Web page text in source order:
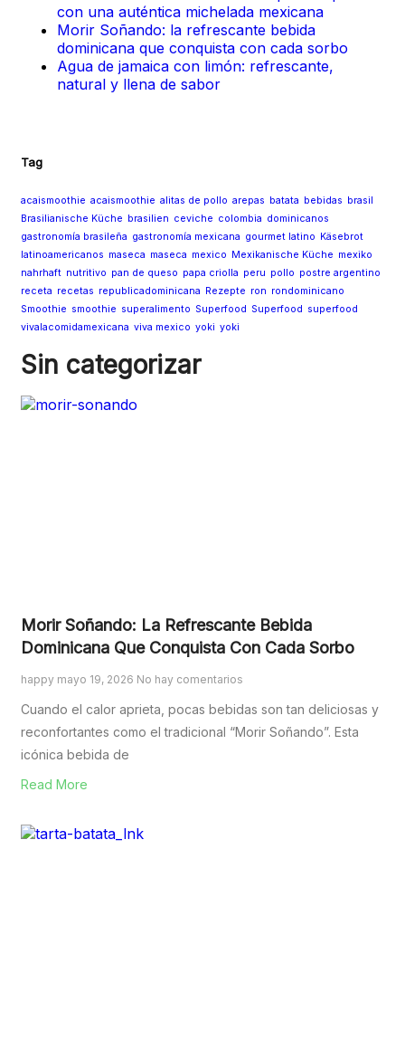
con una auténtica michelada mexicana
Morir Soñando: la refrescante bebida
dominicana que conquista con cada sorbo
Agua de jamaica con limón: refrescante,
natural y llena de sabor
Tag
acaismoothie acaismoothie alitas de pollo arepas batata bebidas brasil
Brasilianische Küche brasilien ceviche colombia dominicanos
gastronomía brasileña gastronomía mexicana gourmet latino Käsebrot
latinoamericanos maseca maseca mexico Mexikanische Küche mexiko
nahrhaft nutritivo pan de queso papa criolla peru pollo postre argentino
receta recetas republicadominicana Rezepte ron rondominicano
Smoothie smoothie superalimento Superfood Superfood superfood
vivalacomidamexicana viva mexico yoki yoki
Sin categorizar
Morir Soñando: La Refrescante Bebida
Dominicana Que Conquista Con Cada Sorbo
happy mayo 19, 2026 No hay comentarios
Cuando el calor aprieta, pocas bebidas son tan deliciosas y
reconfortantes como el tradicional “Morir Soñando”. Esta
icónica bebida de
Read More